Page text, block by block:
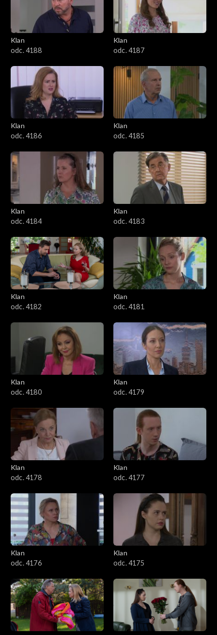
2401–2500
2301–2400
2201–2300
2101–2200
2001–2100
1901–2000
1801–1900
1701–1800
1601–1700
1501–1600
1401–1500
1301–1400
1201–1300
1101–1200
1001–1100
901–1000
801–900
701–800
601–700
501–600
401–500
301–400
201–300
101–200
1–100
Klan
odc. 4188
Klan
odc. 4187
Klan
odc. 4186
Klan
odc. 4185
Klan
odc. 4184
Klan
odc. 4183
Klan
odc. 4182
Klan
odc. 4181
Klan
odc. 4180
Klan
odc. 4179
Klan
odc. 4178
Klan
odc. 4177
Klan
odc. 4176
Klan
odc. 4175